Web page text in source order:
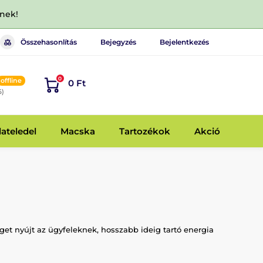
Összehasonlítás Bejegyzés Bejelentkezés
offline
0 0 Ft
Macska Tartozékok Akció
nyújt az ügyfeleknek, hosszabb ideig tartó energia